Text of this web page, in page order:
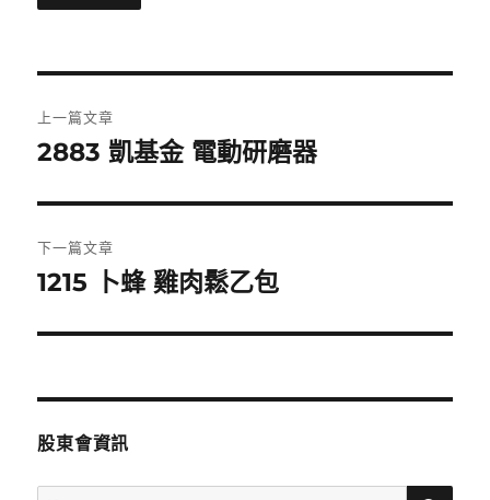
章
覽
上一篇文章
上
篇
文
章:
2883 凱基金 電動研磨器
下一篇文章
下
篇
章:
1215 卜蜂 雞肉鬆乙包
股東會資訊
搜